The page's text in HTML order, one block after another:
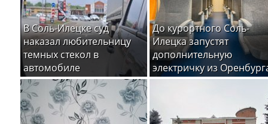
В Соль-Илецке суд
наказал любительницу
темных стекол в
автомобиле
До курортного Соль-
Илецка запустят
дополнительную
электричку из